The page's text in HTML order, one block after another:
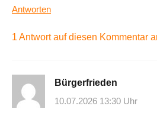
Antworten
1 Antwort auf diesen Kommentar
Bürgerfrieden
10.07.2026 13:30 Uhr